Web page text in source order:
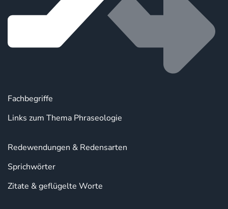
Fachbegriffe
Links zum Thema Phraseologie
Redewendungen & Redensarten
Sprichwörter
Zitate & geflügelte Worte